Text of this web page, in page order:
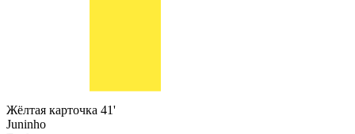
Жёлтая карточка 41'
Juninho